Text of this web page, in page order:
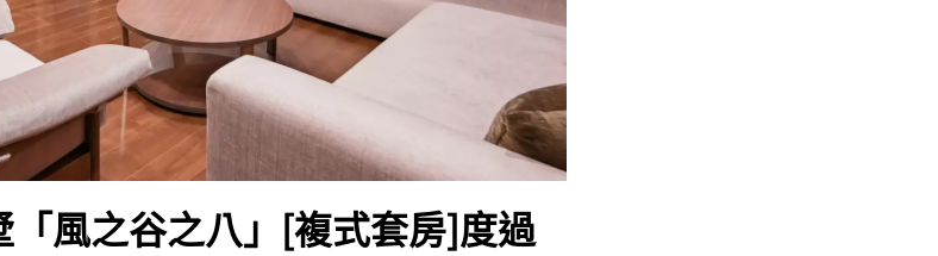
風之谷之八」[複式套房]度過